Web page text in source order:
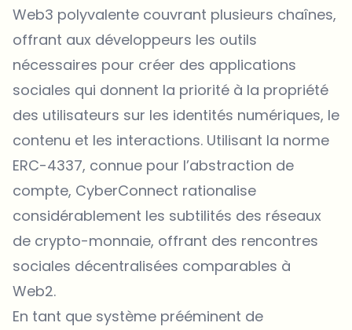
Web3 polyvalente couvrant plusieurs chaînes,
offrant aux développeurs les outils
nécessaires pour créer des applications
sociales qui donnent la priorité à la propriété
des utilisateurs sur les identités numériques, le
contenu et les interactions. Utilisant la norme
ERC-4337, connue pour l’abstraction de
compte, CyberConnect rationalise
considérablement les subtilités des réseaux
de crypto-monnaie, offrant des rencontres
sociales décentralisées comparables à
Web2.
En tant que système prééminent de